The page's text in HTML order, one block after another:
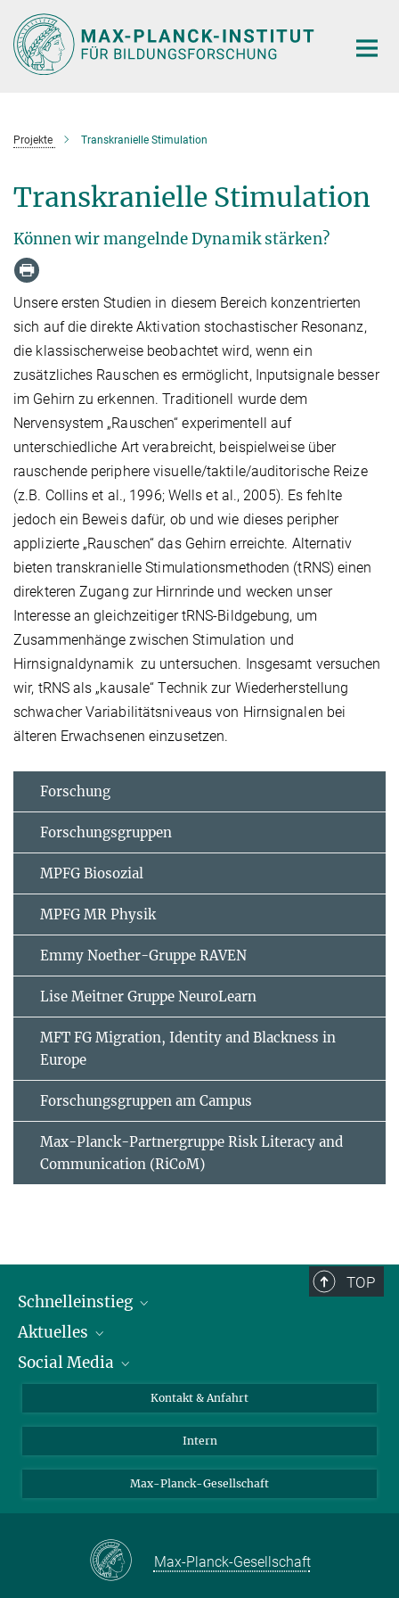
Hauptinhalt
Projekte Transkranielle Stimulation
Transkranielle Stimulation
Können wir mangelnde Dynamik stärken?
Unsere ersten Studien in diesem Bereich konzentrierten
sich auf die direkte Aktivation stochastischer Resonanz,
die klassischerweise beobachtet wird, wenn ein
zusätzliches Rauschen es ermöglicht, Inputsignale besser
im Gehirn zu erkennen. Traditionell wurde dem
Nervensystem „Rauschen“ experimentell auf
unterschiedliche Art verabreicht, beispielweise über
rauschende periphere visuelle/taktile/auditorische Reize
(z.B. Collins et al., 1996; Wells et al., 2005). Es fehlte
jedoch ein Beweis dafür, ob und wie dieses peripher
applizierte „Rauschen“ das Gehirn erreichte. Alternativ
bieten transkranielle Stimulationsmethoden (tRNS) einen
direkteren Zugang zur Hirnrinde und wecken unser
Interesse an gleichzeitiger tRNS-Bildgebung, um
Zusammenhänge zwischen Stimulation und
Hirnsignaldynamik zu untersuchen. Insgesamt versuchen
wir, tRNS als „kausale“ Technik zur Wiederherstellung
schwacher Variabilitätsniveaus von Hirnsignalen bei
älteren Erwachsenen einzusetzen.
Forschung
Forschungsgruppen
MPFG Biosozial
MPFG MR Physik
Emmy Noether-Gruppe RAVEN
Lise Meitner Gruppe NeuroLearn
MFT FG Migration, Identity and Blackness in
Europe
Forschungsgruppen am Campus
Max-Planck-Partnergruppe Risk Literacy and
Communication (RiCoM)
TOP
Schnelleinstieg
Personen
Pressebereich
Aktuelles
Stellenangebote
Social Media
X
LinkedIn
Kontakt & Anfahrt
Intern
Max-Planck-Gesellschaft
Max-Planck-Gesellschaft